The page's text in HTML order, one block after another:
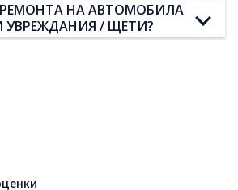
НА АВТОМОБИЛА
УВРЕЖДАНИЯ / ЩЕТИ?